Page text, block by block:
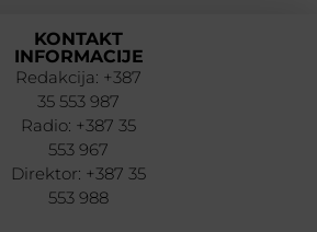
KONTAKT
INFORMACIJE
Redakcija: +387
35 553 987
Radio: +387 35
553 967
Direktor: +387 35
553 988